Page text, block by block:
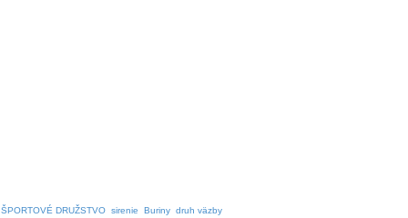
ŠPORTOVÉ DRUŽSTVO sirenie Buriny druh väzby